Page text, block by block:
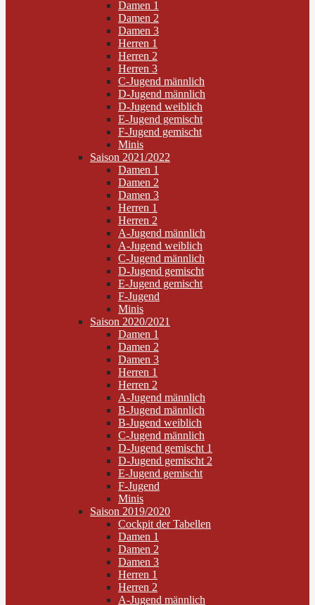
Damen 1
Damen 2
Damen 3
Herren 1
Herren 2
Herren 3
C-Jugend männlich
D-Jugend männlich
D-Jugend weiblich
E-Jugend gemischt
F-Jugend gemischt
Minis
Saison 2021/2022
Damen 1
Damen 2
Damen 3
Herren 1
Herren 2
A-Jugend männlich
A-Jugend weiblich
C-Jugend männlich
D-Jugend gemischt
E-Jugend gemischt
F-Jugend
Minis
Saison 2020/2021
Damen 1
Damen 2
Damen 3
Herren 1
Herren 2
A-Jugend männlich
B-Jugend männlich
B-Jugend weiblich
C-Jugend männlich
D-Jugend gemischt 1
D-Jugend gemischt 2
E-Jugend gemischt
F-Jugend
Minis
Saison 2019/2020
Cockpit der Tabellen
Damen 1
Damen 2
Damen 3
Herren 1
Herren 2
A-Jugend männlich